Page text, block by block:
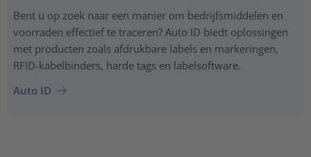
Bent u op zoek naar een manier om bedrijfsmiddelen en
voorraden effectief te traceren? Auto ID biedt oplossingen
met producten zoals afdrukbare labels en markeringen,
RFID-kabelbinders, harde tags en labelsoftware.
Auto ID